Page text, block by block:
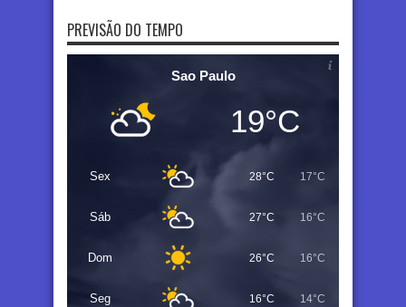
PREVISÃO DO TEMPO
Sao Paulo
19°C
Sex 28°C 17°C
Sáb 27°C 16°C
Dom 26°C 16°C
Seg 16°C 14°C